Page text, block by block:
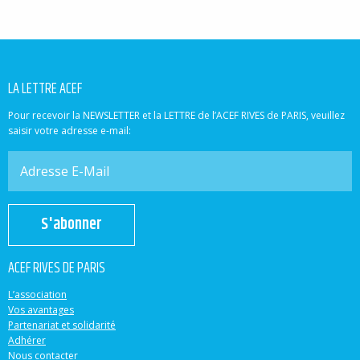
LA LETTRE ACEF
Pour recevoir la NEWSLETTER et la LETTRE de l’ACEF RIVES de PARIS, veuillez
saisir votre adresse e-mail:
S'abonner
ACEF RIVES DE PARIS
L’association
Vos avantages
Partenariat et solidarité
Adhérer
Nous contacter